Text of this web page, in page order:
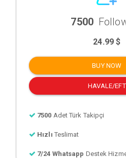
7500
24.99 $
BUY NOW
HAVALE/EFT
7500 Adet Türk Takipçi
Hızlı Teslimat
7/24 Whatsapp